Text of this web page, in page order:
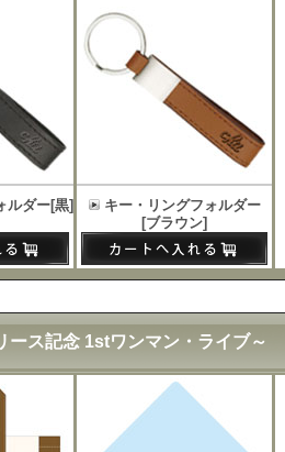
ルダー[黒]
キー・リングフォルダー
[ブラウン]
ス記念 1stワンマン・ライブ～